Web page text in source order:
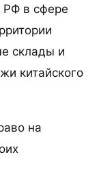
РФ в сфере
склады и
китайского
на